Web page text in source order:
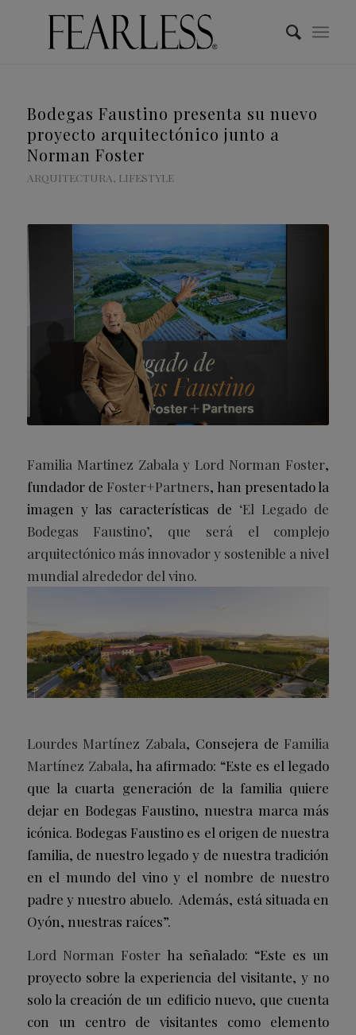
Bodegas Faustino presenta su nuevo
proyecto arquitectónico junto a
Norman Foster
ARQUITECTURA, LIFESTYLE
Familia Martinez Zabala y Lord Norman Foster,
fundador de Foster+Partners, han presentado la
imagen y las características de ‘El Legado de
Bodegas Faustino’, que será el complejo
arquitectónico más innovador y sostenible a nivel
mundial alrededor del vino.
Lourdes Martínez Zabala, Consejera de Familia
Martínez Zabala, ha afirmado: “Este es el legado
que la cuarta generación de la familia quiere
dejar en Bodegas Faustino, nuestra marca más
icónica. Bodegas Faustino es el origen de nuestra
familia, de nuestro legado y de nuestra tradición
en el mundo del vino y el nombre de nuestro
padre y nuestro abuelo. Además, está situada en
Oyón, nuestras raíces”.
Lord Norman Fosterha señalado: “Este es un
proyecto sobre la experiencia del visitante, y no
solo la creación de un edificio nuevo, que cuenta
con un centro de visitantes como elemento